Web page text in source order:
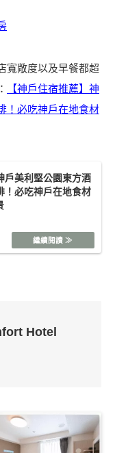
寬敞度以及早餐都超
【神戶住宿推薦】神
！必吃神戶在地食材
戶美利堅公園東方酒
！必吃神戶在地食材
Hotel